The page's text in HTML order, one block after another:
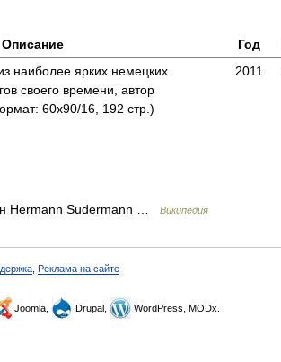
Описание Год
наиболее ярких немецких
своего времени, автор
60x90/16, 192 стр.)
2011
Hermann Sudermann … Википедия
Реклама на сайте
Joomla, Drupal, WordPress, MODx.